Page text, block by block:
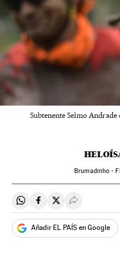
Subtenente Selmo
Brumadinho -
Compartir en Whatsapp
Compartir en
Compartir en
Desplegar
Añadir EL PAÍS en Google